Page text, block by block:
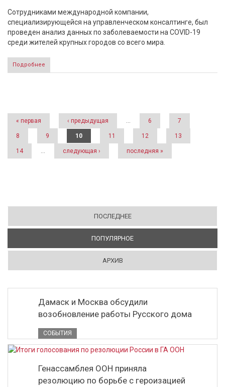
Сотрудниками международной компании,
специализирующейся на управленческом консалтинге, был
проведен анализ данных по заболеваемости на COVID-19
среди жителей крупных городов со всего мира.
Подробнее
Страницы
« первая ‹ предыдущая … 6 7
8 9 10 11 12 13
14 … следующая › последняя »
ПОСЛЕДНЕЕ
ПОПУЛЯРНОЕ
АРХИВ
Дамаск и Москва обсудили
возобновление работы Русского дома
СОБЫТИЯ
Генассамблея ООН приняла
резолюцию по борьбе с героизацией